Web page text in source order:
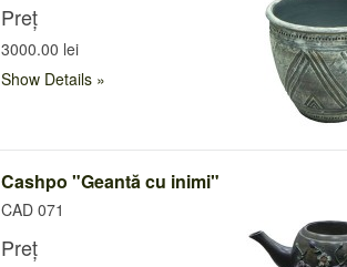
Preț
3000.00 lei
Show Details
Cashpo "Geantă cu inimi"
CAD 071
Preț